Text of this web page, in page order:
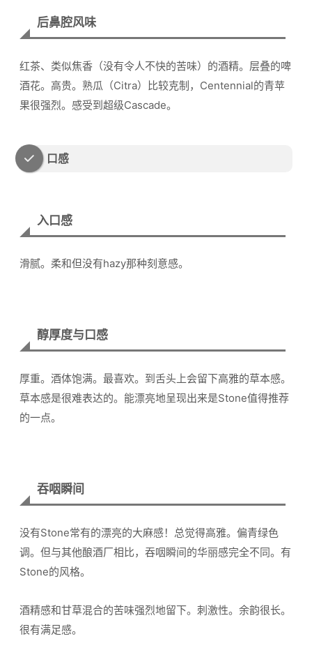
后鼻腔风味
红茶、类似焦香（没有令人不快的苦味）的酒精。层叠的啤
酒花。高贵。熟瓜（Citra）比较克制，Centennial的青苹
果很强烈。感受到超级Cascade。
口感
入口感
滑腻。柔和但没有hazy那种刻意感。
醇厚度与口感
厚重。酒体饱满。最喜欢。到舌头上会留下高雅的草本感。
草本感是很难表达的。能漂亮地呈现出来是Stone值得推荐
的一点。
吞咽瞬间
没有Stone常有的漂亮的大麻感！总觉得高雅。偏青绿色
调。但与其他酿酒厂相比，吞咽瞬间的华丽感完全不同。有
Stone的风格。
酒精感和甘草混合的苦味强烈地留下。刺激性。余韵很长。
很有满足感。